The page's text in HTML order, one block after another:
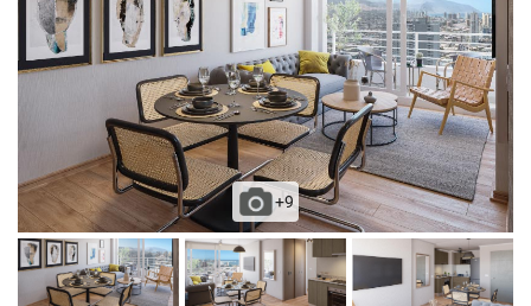
Ventanas con marco de PVC blanco
Espacio y conexión para lavadora en todos los
departamentos
Termo électrico para agua caliente individual
+9